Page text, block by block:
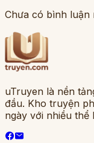
Chưa có bình luận
uTruyen là nền
đầu. Kho truyện
ngày với nhiều thể